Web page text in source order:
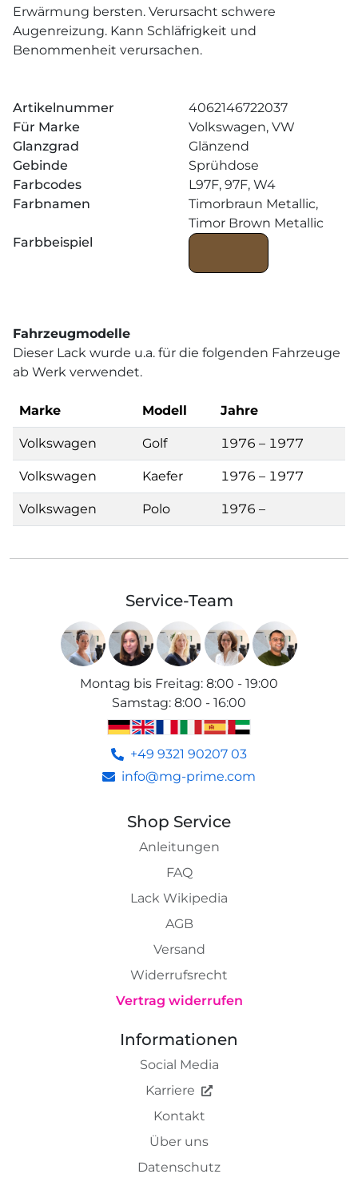
Erwärmung bersten. Verursacht schwere
Augenreizung. Kann Schläfrigkeit und
Benommenheit verursachen.
Artikelnummer
4062146722037
Für Marke
Volkswagen, VW
Glanzgrad
Glänzend
Gebinde
Sprühdose
Farbcodes
L97F, 97F, W4
Farbnamen
Timorbraun Metallic,
Timor Brown Metallic
Farbbeispiel
Fahrzeugmodelle
Dieser Lack wurde u.a. für die folgenden Fahrzeuge
ab Werk verwendet.
Marke Modell Jahre
Volkswagen Golf 1976 – 1977
Volkswagen Kaefer 1976 – 1977
Volkswagen Polo 1976 –
Service-Team
Montag bis Freitag: 8:00 - 19:00
Samstag: 8:00 - 16:00
+49 9321 90207 03
info@mg-prime.com
Shop Service
Anleitungen
FAQ
Lack Wikipedia
AGB
Versand
Widerrufsrecht
Vertrag widerrufen
Informationen
Social Media
Karriere
Kontakt
Über uns
Datenschutz